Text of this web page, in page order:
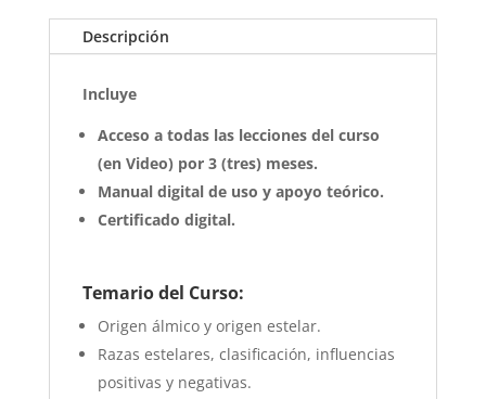
Descripción
Incluye
Acceso a todas las lecciones del curso
(en Video) por 3 (tres) meses.
Manual digital de uso y apoyo teórico.
Certificado digital.
Temario del Curso:
Origen álmico y origen estelar.
Razas estelares, clasificación, influencias
positivas y negativas.